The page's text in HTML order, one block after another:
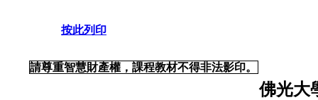
按此列印
請尊重智慧財產權，課程教材不得非法影印。
佛光大